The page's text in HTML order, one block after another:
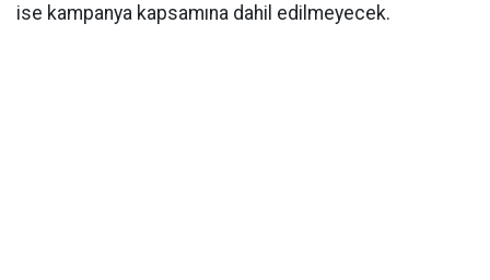
ise kampanya kapsamına dahil edilmeyecek.